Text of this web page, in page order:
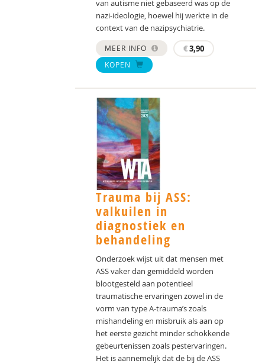
van autisme niet gebaseerd was op de
nazi-ideologie, hoewel hij werkte in de
context van de nazipsychiatrie.
MEER INFO €3,90
KOPEN
Trauma bij ASS:
valkuilen in
diagnostiek en
behandeling
Onderzoek wijst uit dat mensen met
ASS vaker dan gemiddeld worden
blootgesteld aan potentieel
traumatische ervaringen zowel in de
vorm van type A-trauma’s zoals
mishandeling en misbruik als aan op
het eerste gezicht minder schokkende
gebeurtenissen zoals pestervaringen.
Het is aannemelijk dat de bij de ASS